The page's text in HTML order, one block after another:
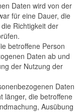
Daten wird von der
für eine Dauer, die
Richtigkeit der
betroffene Person
Daten ab und
der Nutzung der
Daten
länger, die betroffene
Ausübung